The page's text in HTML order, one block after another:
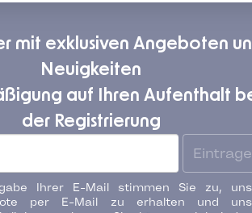
mit exklusiven Angeboten
Neuigkeiten
auf Ihren Aufenthalt
der Registrierung
Ihrer E-Mail stimmen Sie zu,
per E-Mail zu erhalten und